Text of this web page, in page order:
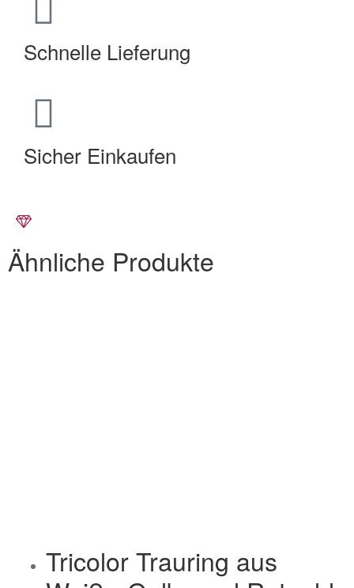
Schnelle Lieferung
Sicher Einkaufen
Ähnliche Produkte
Tricolor Trauring aus